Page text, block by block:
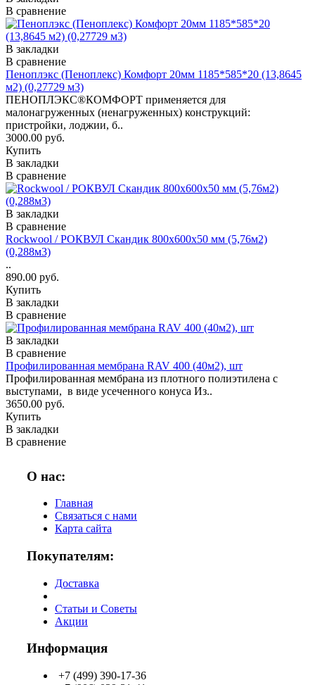
В сравнение
В закладки
В сравнение
Пеноплэкс (Пеноплекс) Комфорт 20мм 1185*585*20 (13,8645
м2) (0,27729 м3)
ПЕНОПЛЭКС®КОМФОРТ применяется для
малонагруженных (ненагруженных) конструкций:
пристройки, лоджии, б..
3000.00 руб.
Купить
В закладки
В сравнение
В закладки
В сравнение
Rockwool / РОКВУЛ Скандик 800х600х50 мм (5,76м2)
(0,288м3)
..
890.00 руб.
Купить
В закладки
В сравнение
В закладки
В сравнение
Профилированная мембрана RAV 400 (40м2), шт
Профилированная мембрана из плотного полиэтилена с
выступами, в виде усеченного конуса Из..
3650.00 руб.
Купить
В закладки
В сравнение
О нас:
Главная
Связаться с нами
Карта сайта
Покупателям:
Доставка
Статьи и Советы
Акции
Информация
+7 (499) 390-17-36